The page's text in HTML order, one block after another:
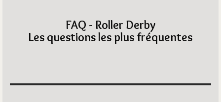
FAQ - Roller Derby
Les questions les plus fréquentes